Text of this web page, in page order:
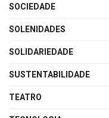
SOCIEDADE
SOLENIDADES
SOLIDARIEDADE
SUSTENTABILIDADE
TEATRO